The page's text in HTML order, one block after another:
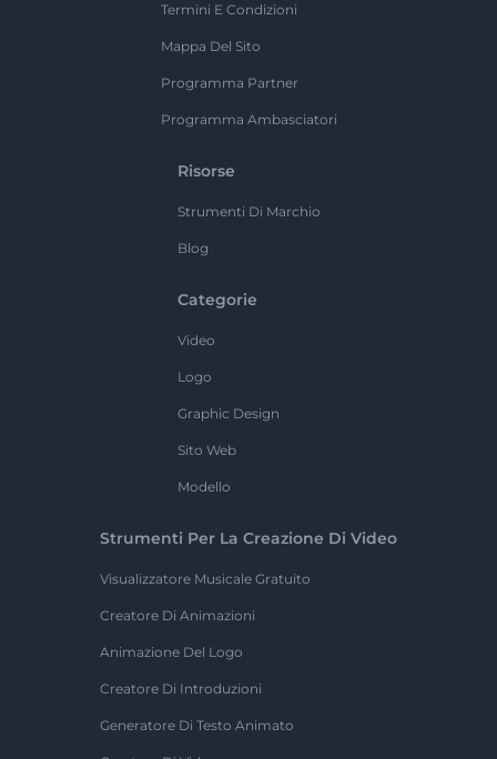
Termini E Condizioni
Mappa Del Sito
Programma Partner
Programma Ambasciatori
Risorse
Strumenti Di Marchio
Blog
Categorie
Video
Logo
Graphic Design
Sito Web
Modello
Strumenti Per La Creazione Di Video
Visualizzatore Musicale Gratuito
Creatore Di Animazioni
Animazione Del Logo
Creatore Di Introduzioni
Generatore Di Testo Animato